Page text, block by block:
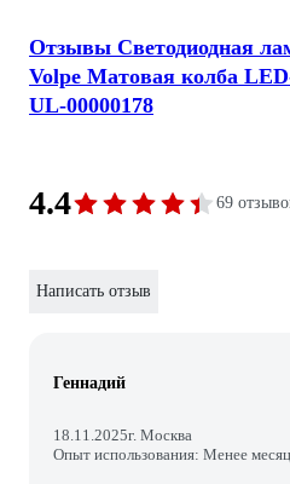
Отзывы Светодиодная
Volpe Матовая колба
UL-00000178
4.4 69
Написать отзыв
Геннадий
18.11.2025г. Москва
Опыт использования: Менее